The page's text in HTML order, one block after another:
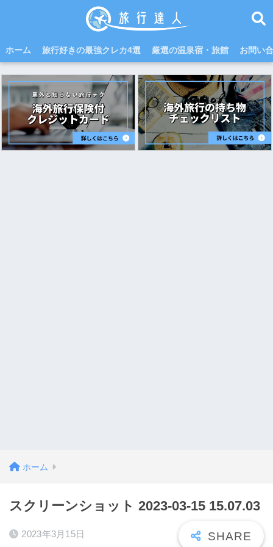
ホーム 旅行好きの最強クレカ4選 厳選の温泉宿・旅館 お問い
ホーム
スクリーンショット 2023-03-15 15.07.03
2023年3月15日